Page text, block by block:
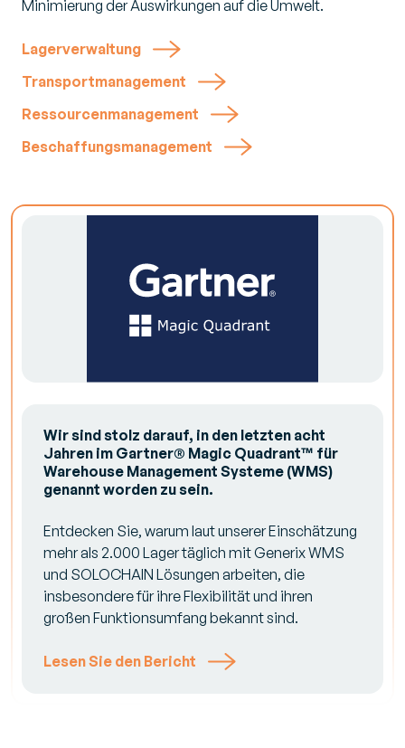
Minimierung der Auswirkungen auf die Umwelt.
Lagerverwaltung
Transportmanagement
Ressourcenmanagement
Beschaffungsmanagement
Wir sind stolz darauf, in den letzten acht
Jahren im Gartner® Magic Quadrant™ für
Warehouse Management Systeme (WMS)
genannt worden zu sein.
Entdecken Sie, warum laut unserer Einschätzung
mehr als 2.000 Lager täglich mit Generix WMS
und SOLOCHAIN Lösungen arbeiten, die
insbesondere für ihre Flexibilität und ihren
großen Funktionsumfang bekannt sind.
Lesen Sie den Bericht